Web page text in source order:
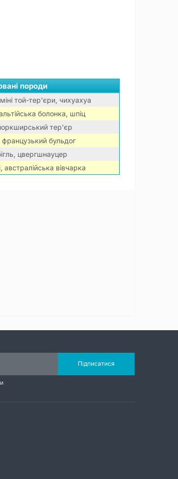
породи
той-тер'єри, чихуахуа
болонка, шпіц
тер'єр
бульдог
цвергшнауцер
вівчарка
Підписатися